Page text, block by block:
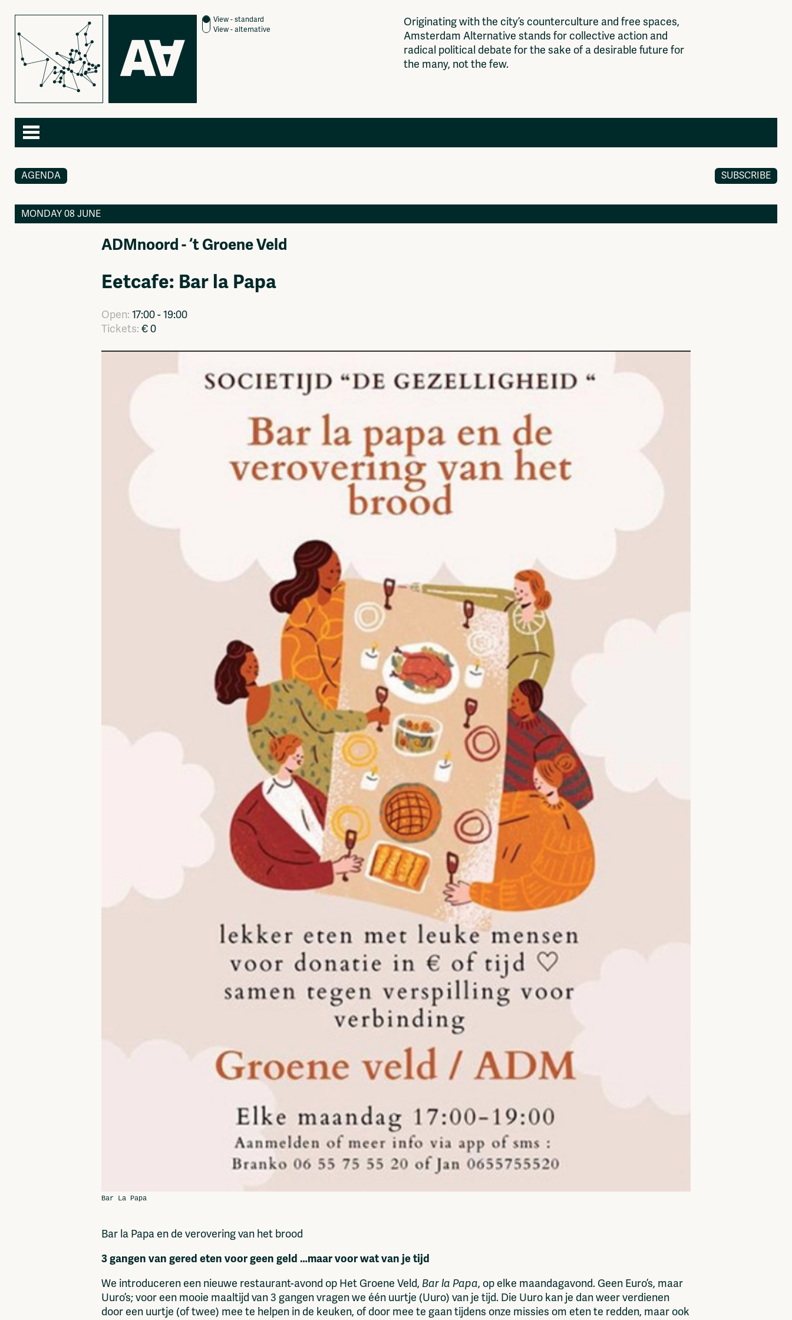
View - standard
View - alternative
Originating with the city’s countercu ture and free spaces,
Amsterdam Alternative stands for col ective action and
radical pol itical debate for the sake of a desirabl e future for
the many, not the few.
Agenda
Newspaper
Photography
Subscribe
Jobs / Internships
Shop
Advertise
Solidariteitsfonds
Anderworld Records
Rad-Ish
Members
CMS for venues
AGENDA SUBSCRIBE
MONDAY 08 JUNE
ADMnoord - ‘t Groene Veld
Eetcafe: Bar la Papa
Open: 17:00 - 19:00
Tickets: € 0
Bar la Papa en de verovering van het brood
3 gangen van gered eten voor geen geld …maar voor wat van je tijd
We introduceren een nieuwe restaurant-avond op Het Groene Veld, Bar la Papa, op elke maandagavond. Geen Euro’s, maar
Uuro’s; voor een mooie maaltijd van 3 gangen vragen we één uurtje (Uuro) van je tijd. Die Uuro kan je dan weer verdienen
door een uurtje (of twee) mee te helpen in de keuken, of door mee te gaan tijdens onze missies om eten te redden, maar ook